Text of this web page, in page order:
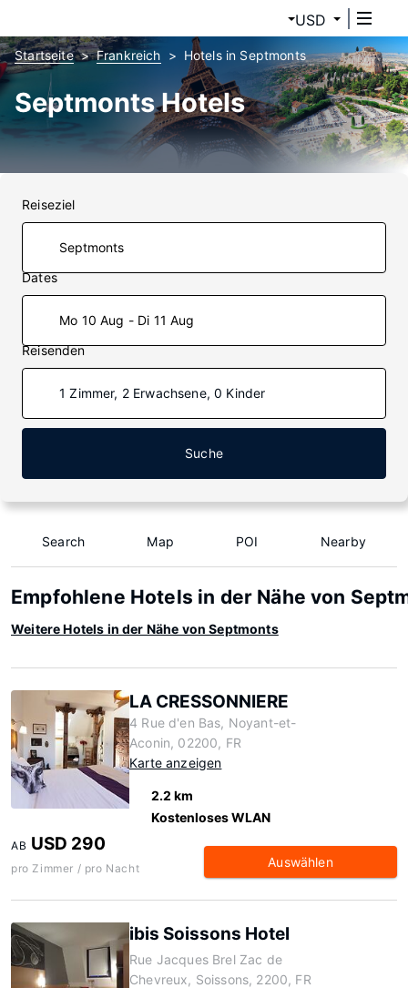
USD
Startseite Frankreich Hotels in Septmonts
Septmonts Hotels
Reiseziel
Dates
Mo 10 Aug - Di 11 Aug
Reisenden
1 Zimmer, 2 Erwachsene, 0 Kinder
Suche
Search Map POI Nearby
Empfohlene Hotels in der Nähe von
Weitere Hotels in der Nähe von Septmonts
LA CRESSONNIERE
4 Rue d'en Bas, Noyant-et-
Aconin, 02200, FR
Karte anzeigen
2.2 km
Kostenloses WLAN
AB USD 290
pro Zimmer / pro Nacht Auswählen
ibis Soissons Hotel
Rue Jacques Brel Zac de
Chevreux, Soissons, 2200, FR